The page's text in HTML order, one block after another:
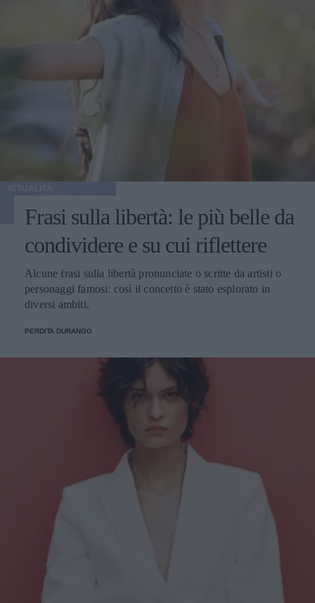
Frasi sulla libertà: le più belle da
condividere e su cui riflettere
Alcune frasi sulla libertà pronunciate o scritte da artisti o
personaggi famosi: così il concetto è stato esplorato in
diversi ambiti.
PERDITA DURANGO